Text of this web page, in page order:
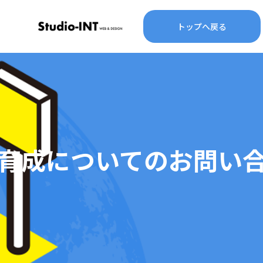
トップへ戻る
成についてのお問い